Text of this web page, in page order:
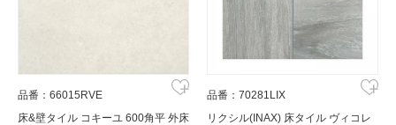
品番：66015RVE
床&壁タイル コキーユ 600角平 外床
品番：70281LIX
リクシル(INAX) 床タイル ヴィコレ